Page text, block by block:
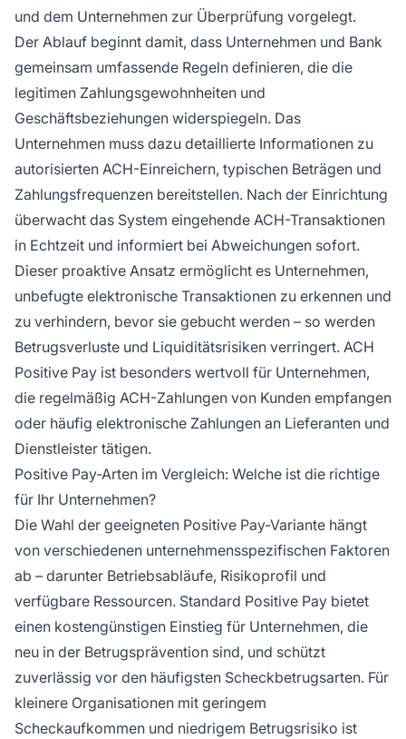
und dem Unternehmen zur Überprüfung vorgelegt.
Der Ablauf beginnt damit, dass Unternehmen und Bank
gemeinsam umfassende Regeln definieren, die die
legitimen Zahlungsgewohnheiten und
Geschäftsbeziehungen widerspiegeln. Das
Unternehmen muss dazu detaillierte Informationen zu
autorisierten ACH-Einreichern, typischen Beträgen und
Zahlungsfrequenzen bereitstellen. Nach der Einrichtung
überwacht das System eingehende ACH-Transaktionen
in Echtzeit und informiert bei Abweichungen sofort.
Dieser proaktive Ansatz ermöglicht es Unternehmen,
unbefugte elektronische Transaktionen zu erkennen und
zu verhindern, bevor sie gebucht werden – so werden
Betrugsverluste und Liquiditätsrisiken verringert. ACH
Positive Pay ist besonders wertvoll für Unternehmen,
die regelmäßig ACH-Zahlungen von Kunden empfangen
oder häufig elektronische Zahlungen an Lieferanten und
Dienstleister tätigen.
Positive Pay-Arten im Vergleich: Welche ist die richtige
für Ihr Unternehmen?
Die Wahl der geeigneten Positive Pay-Variante hängt
von verschiedenen unternehmensspezifischen Faktoren
ab – darunter Betriebsabläufe, Risikoprofil und
verfügbare Ressourcen. Standard Positive Pay bietet
einen kostengünstigen Einstieg für Unternehmen, die
neu in der Betrugsprävention sind, und schützt
zuverlässig vor den häufigsten Scheckbetrugsarten. Für
kleinere Organisationen mit geringem
Scheckaufkommen und niedrigem Betrugsrisiko ist